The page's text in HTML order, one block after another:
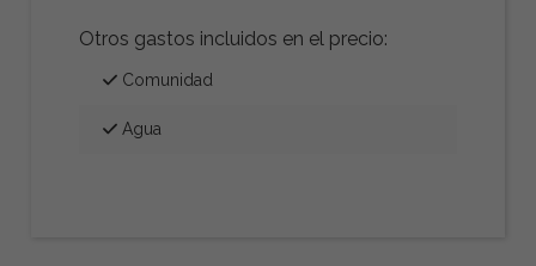
Otros gastos incluidos en el precio:
Comunidad
Agua